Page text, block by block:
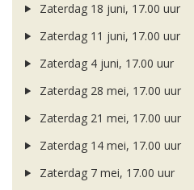
Zaterdag 18 juni, 17.00 uur
Zaterdag 11 juni, 17.00 uur
Zaterdag 4 juni, 17.00 uur
Zaterdag 28 mei, 17.00 uur
Zaterdag 21 mei, 17.00 uur
Zaterdag 14 mei, 17.00 uur
Zaterdag 7 mei, 17.00 uur